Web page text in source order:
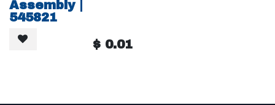
Assembly |
545821
$ 0.01